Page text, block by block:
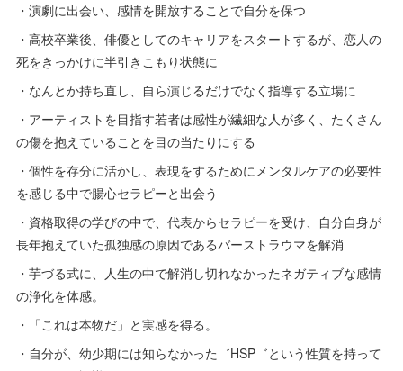
・演劇に出会い、感情を開放することで自分を保つ
・高校卒業後、俳優としてのキャリアをスタートするが、恋人の
死をきっかけに半引きこもり状態に
・なんとか持ち直し、自ら演じるだけでなく指導する立場に
・アーティストを目指す若者は感性が繊細な人が多く、たくさん
の傷を抱えていることを目の当たりにする
・個性を存分に活かし、表現をするためにメンタルケアの必要性
を感じる中で腸心セラピーと出会う
・資格取得の学びの中で、代表からセラピーを受け、自分自身が
長年抱えていた孤独感の原因であるバーストラウマを解消
・芋づる式に、人生の中で解消し切れなかったネガティブな感情
の浄化を体感。
・「これは本物だ」と実感を得る。
・自分が、幼少期には知らなかった゛HSP゛という性質を持って